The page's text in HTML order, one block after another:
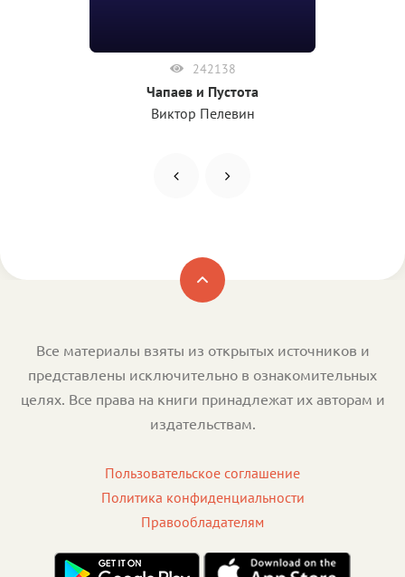
242138
Чапаев и Пустота
Виктор Пелевин
Все материалы взяты из открытых источников и
представлены исключительно в ознакомительных
целях. Все права на книги принадлежат их авторам и
издательствам.
Пользовательское соглашение
Политика конфиденциальности
Правообладателям